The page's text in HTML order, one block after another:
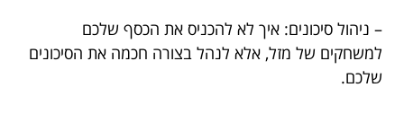
– ניהול סיכונים: איך לא להכניס את הכסף שלכם
למשחקים של מזל, אלא לנהל בצורה חכמה את הסיכונים
שלכם.